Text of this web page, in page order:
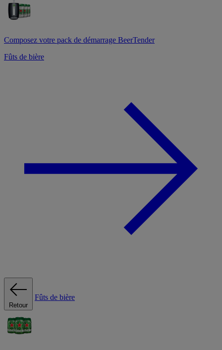
Composez votre pack de démarrage BeerTender
Fûts de bière
Retour
Fûts de bière